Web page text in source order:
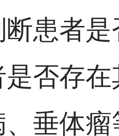
患者
否存
垂体瘤